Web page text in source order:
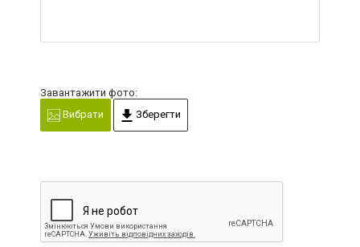
Завантажити фото:
Вибрати
Зберегти